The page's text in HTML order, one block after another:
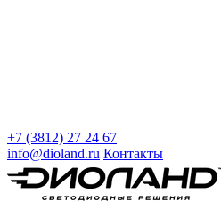
+7 (3812) 27 24 67
info@dioland.ru Контакты